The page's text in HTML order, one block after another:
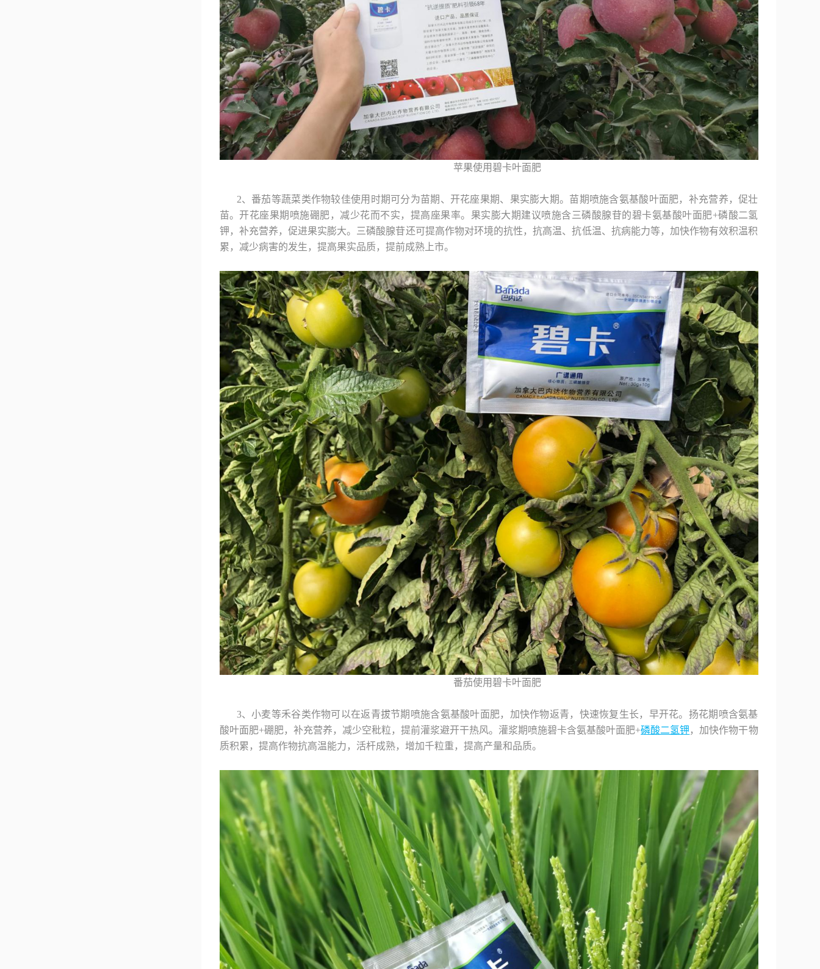
苹果使用碧卡叶面肥
2、番茄等蔬菜类作物较佳使用时期可分为苗期、开花座果期、果实膨大期。苗期喷施含氨基酸叶面肥，补充营养，促壮
苗。开花座果期喷施硼肥，减少花而不实，提高座果率。果实膨大期建议喷施含三磷酸腺苷的碧卡氨基酸叶面肥+磷酸二氢
钾，补充营养，促进果实膨大。三磷酸腺苷还可提高作物对环境的抗性，抗高温、抗低温、抗病能力等，加快作物有效积温积
累，减少病害的发生，提高果实品质，提前成熟上市。
番茄使用碧卡叶面肥
3、小麦等禾谷类作物可以在返青拔节期喷施含氨基酸叶面肥，加快作物返青，快速恢复生长，早开花。扬花期喷含氨基
酸叶面肥+硼肥，补充营养，减少空秕粒，提前灌浆避开干热风。灌浆期喷施碧卡含氨基酸叶面肥+磷酸二氢钾 ，加快作物干物
质积累，提高作物抗高温能力，活杆成熟，增加千粒重，提高产量和品质。